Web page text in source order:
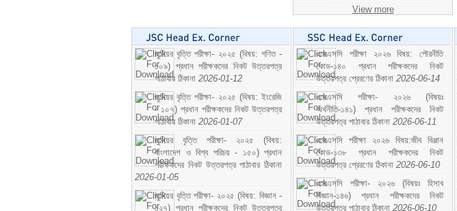
View more
জুনিয়র বৃত্তি পরীক্ষা- ২০২৫ (বিষয়: গণিত -
১০৯) প্রধান পরীক্ষকদের নিকট উত্তরপত্র
পাঠাবার ঠিকানা 2026-01-12
জুনিয়র বৃত্তি পরীক্ষা- ২০২৫ (বিষয়: ইংরেজি
- ১০৭) প্রধান পরীক্ষকদের নিকট উত্তরপত্র
পাঠাবার ঠিকানা 2026-01-07
জুনিয়র বৃত্তি পরীক্ষা- ২০২৫ (বিষয়:
বাংলাদেশ ও বিশ্ব পরিচয় - ১৫০) প্রধান
পরীক্ষকদের নিকট উত্তরপত্র পাঠাবার ঠিকানা
2026-01-05
জুনিয়র বৃত্তি পরীক্ষা- ২০২৫ (বিষয়: বিজ্ঞান -
১২৭) প্রধান পরীক্ষকদের নিকট উত্তরপত্র
এসএসসি পরীক্ষা ২০২৬ বিষয়: পৌরনীতি
কোড-১৪০ প্রধান পরীক্ষকদের নিকট
উত্তরপত্র প্রেরণের ঠিকানা 2026-06-14
এসএসসি পরীক্ষা- ২০২৬ (বিষয়ঃ
অর্থনীতি-১৪১) প্রধান পরীক্ষকদের নিকট
উত্তরপত্র পাঠাবার ঠিকানা 2026-06-11
এসএসসি পরীক্ষা ২০২৬ বিষয়:জীব বিঞ্জান
কোড-১৩৮ প্রধান পরীক্ষকদের নিকট
উত্তরপত্র প্রেরণের ঠিকানা 2026-06-10
এসএসসি পরীক্ষা- ২০২৬ (বিষয়ঃ হিসাব
বিজ্ঞান-১৪৬) প্রধান পরীক্ষকদের নিকট
উত্তরপত্র পাঠাবার ঠিকানা 2026-06-10